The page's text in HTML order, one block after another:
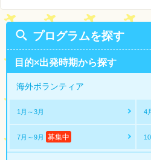
プログラムを探す
目的×出発時期から探す
海外ボランティア
1月～3月 4
7月～9月 募集中